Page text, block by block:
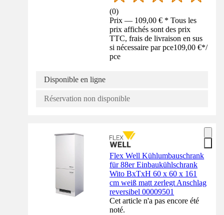
(0)
Prix — 109,00 € * Tous les
prix affichés sont des prix
TTC, frais de livraison en sus
si nécessaire par pce109,00 €*/
pce
Disponible en ligne
Réservation non disponible
Flex Well Kühlumbauschrank
für 88er Einbaukühlschrank
Wito BxTxH 60 x 60 x 161
cm weiß matt zerlegt Anschlag
reversibel 00009501
Cet article n'a pas encore été
noté.